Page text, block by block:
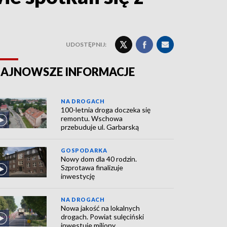
UDOSTĘPNIJ:
INFORMACJE
NA DROGACH
100-letnia droga doczeka się
remontu. Wschowa
przebuduje ul. Garbarską
GOSPODARKA
Nowy dom dla 40 rodzin.
Szprotawa finalizuje
inwestycję
NA DROGACH
Nowa jakość na lokalnych
drogach. Powiat sulęciński
inwestuje miliony